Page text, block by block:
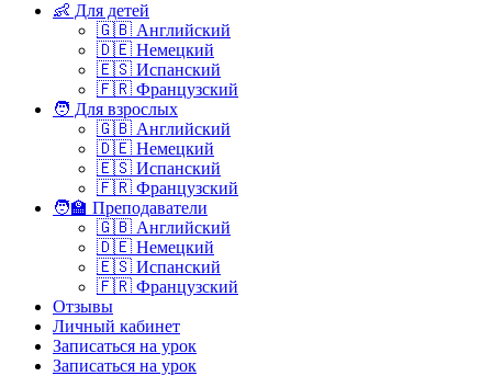
👶 Для детей
🇬🇧 Английский
🇩🇪 Немецкий
🇪🇸 Испанский
🇫🇷 Французский
🧑 Для взрослых
🇬🇧 Английский
🇩🇪 Немецкий
🇪🇸 Испанский
🇫🇷 Французский
🧑‍🏫 Преподаватели
🇬🇧 Английский
🇩🇪 Немецкий
🇪🇸 Испанский
🇫🇷 Французский
Отзывы
Личный кабинет
Записаться на урок
Записаться на урок